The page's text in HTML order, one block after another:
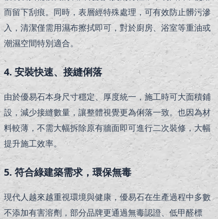
而留下刮痕。同時，表層經特殊處理，可有效防止髒污滲
入，清潔僅需用濕布擦拭即可，對於廚房、浴室等重油或
潮濕空間特別適合。
4. 安裝快速、接縫俐落
由於優易石本身尺寸穩定、厚度統一，施工時可大面積鋪
設，減少接縫數量，讓整體視覺更為俐落一致。也因為材
料較薄，不需大幅拆除原有牆面即可進行二次裝修，大幅
提升施工效率。
5. 符合綠建築需求，環保無毒
現代人越來越重視環境與健康，優易石在生產過程中多數
不添加有害溶劑，部分品牌更通過無毒認證、低甲醛標